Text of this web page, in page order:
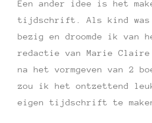
Een ander idee is het
tijdschrift. Als kind was
bezig en droomde ik van
redactie van Marie Claire
na het vormgeven van 2
zou ik het ontzettend
eigen tijdschrift te